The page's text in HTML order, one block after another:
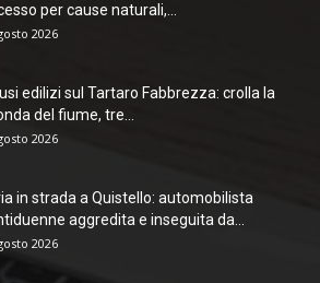
per cause naturali,...
2026
edilizi sul Tartaro Fabbrezza: crolla la
del fiume, tre...
2026
in strada a Quistello: automobilista
aggredita e inseguita da...
2026